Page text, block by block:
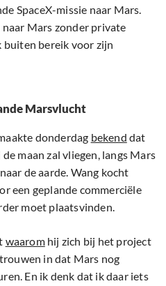
SpaceX-missie naar Mars.
Mars zonder private
bereik voor zijn
Marsvlucht
donderdag bekend dat
maan zal vliegen, langs Mars
de aarde. Wang kocht
een geplande commerciële
moet plaatsvinden.
waaromhij zich bij het project
in dat Mars nog
En ik denk dat ik daar iets